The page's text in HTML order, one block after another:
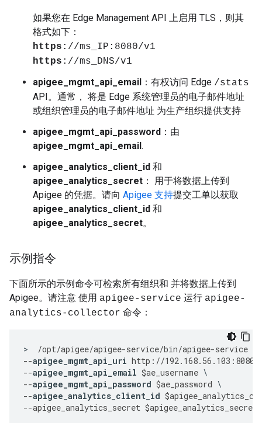
如果您在 Edge Management API 上启用 TLS，则其
格式如下：
https ://ms_IP:8080/v1
https ://ms_DNS/v1
apigee_mgmt_api_email ：有权访问 Edge /stats
API。通常， 将是 Edge 系统管理员的电子邮件地址
或组织管理员的电子邮件地址 为生产组织提供支持
apigee_mgmt_api_password ：由
apigee_mgmt_api_email.
apigee_analytics_client_id 和
apigee_analytics_secret ： 用于将数据上传到
Apigee 的凭据。请向 Apigee 支持提交工单以获取
apigee_analytics_client_id 和
apigee_analytics_secret。
示例指令
下面所示的示例命令可检索所有组织和 并将数据上传到
Apigee。请注意 使用 apigee-service 运行 apigee-
analytics-collector 命令：
> /opt/apigee/apigee-service/bin/apigee-service
--apigee_mgmt_api_uri http : //192.168. 56.103 : 8080
--apigee_mgmt_api_email $ae_username
--apigee_mgmt_api_password $ae_password
--apigee_analytics_client_id $
--apigee_analytics_secret $apigee_analytics_secret